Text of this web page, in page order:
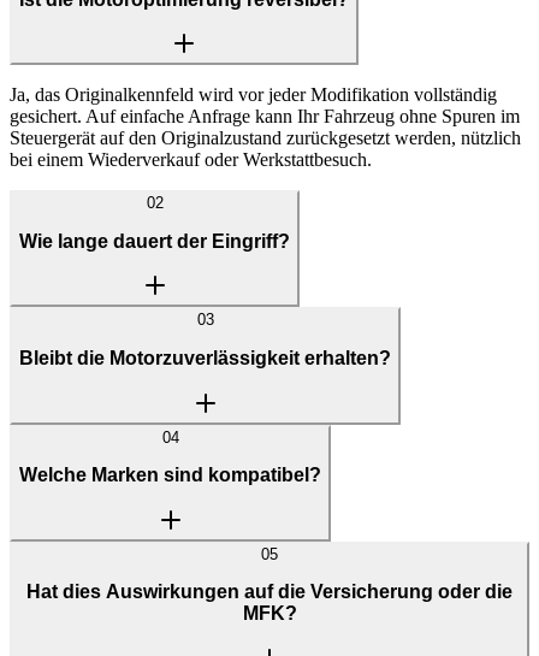
Ja, das Originalkennfeld wird vor jeder Modifikation vollständig
gesichert. Auf einfache Anfrage kann Ihr Fahrzeug ohne Spuren im
Steuergerät auf den Originalzustand zurückgesetzt werden, nützlich
bei einem Wiederverkauf oder Werkstattbesuch.
02
Wie lange dauert der Eingriff?
03
Bleibt die Motorzuverlässigkeit erhalten?
04
Welche Marken sind kompatibel?
05
Hat dies Auswirkungen auf die Versicherung oder die
MFK?